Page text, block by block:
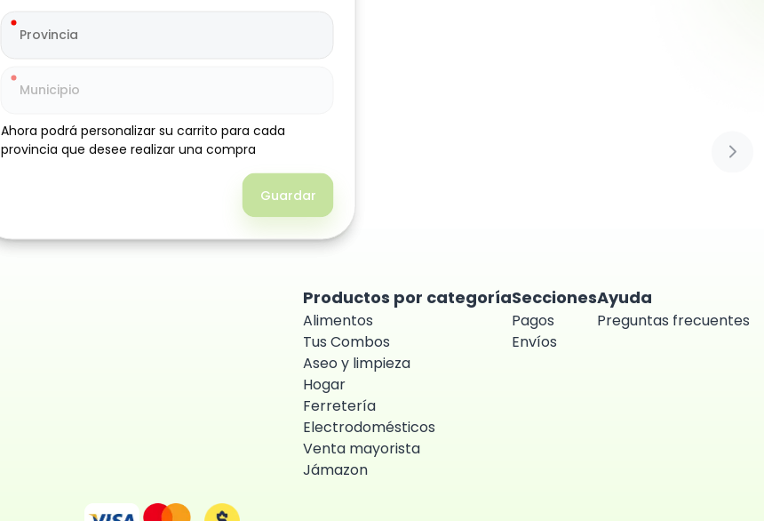
Productos por categoría
Alimentos
Tus Combos
Aseo y limpieza
Hogar
Ferretería
Electrodomésticos
Venta mayorista
Jámazon
Secciones
Pagos
Envíos
Ayuda
Preguntas frecuentes
Ahora podrá personalizar su carrito para cada
provincia que desee realizar una compra
Guardar
Ahora podrá personalizar su carrito para cada
provincia que desee realizar una compra
Guardar